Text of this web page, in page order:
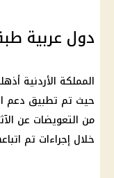
دول عربية
المملكة الأردنية
حيث تم تطبيق دعم
من التعويضات عن
خلال إجراءات تم